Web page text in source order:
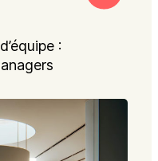
: